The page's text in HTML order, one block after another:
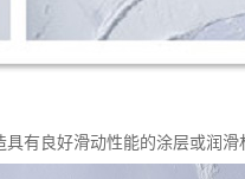
有良好滑动性能的涂层或润滑